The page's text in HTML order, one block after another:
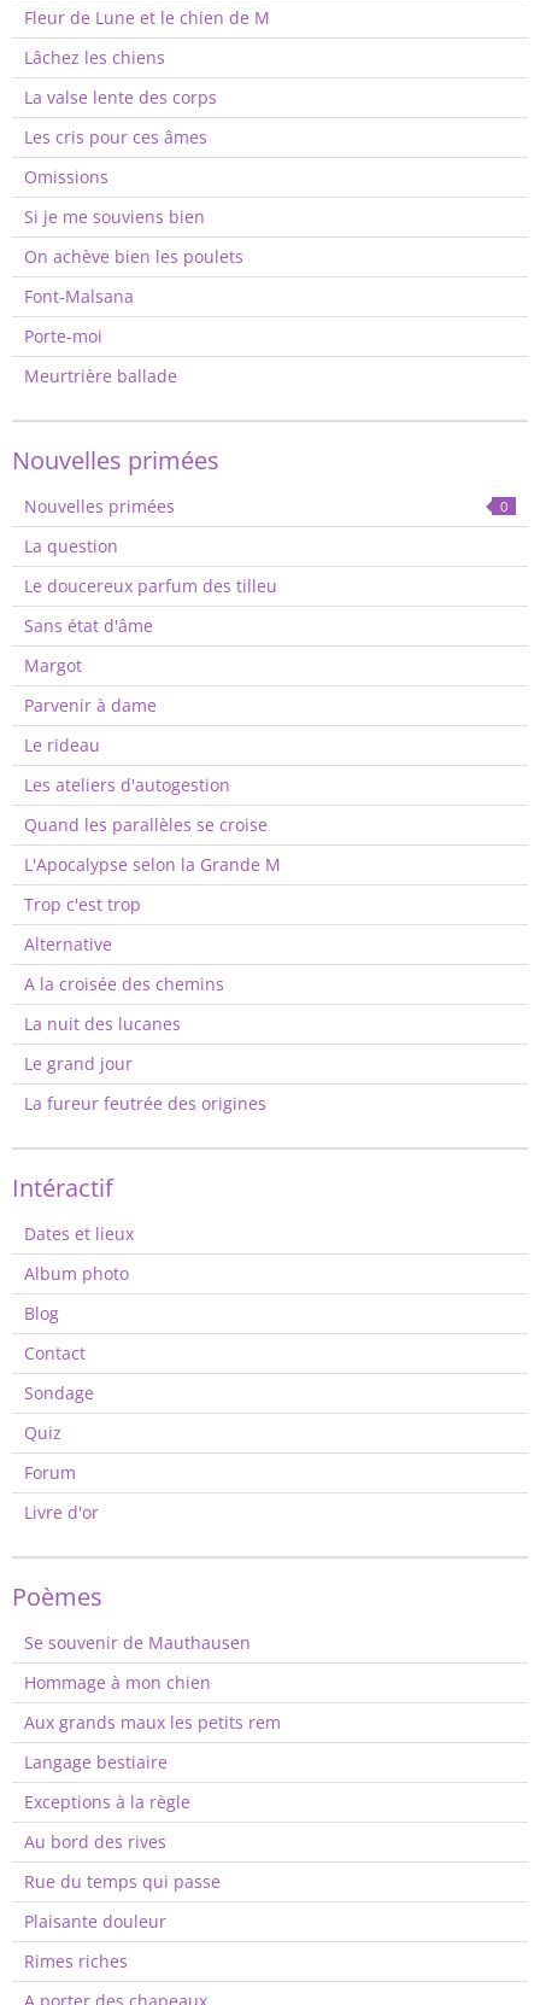
Fleur de Lune et le chien de M
Lâchez les chiens
La valse lente des corps
Les cris pour ces âmes
Omissions
Si je me souviens bien
On achève bien les poulets
Font-Malsana
Porte-moi
Meurtrière ballade
Nouvelles primées
Nouvelles primées 0
La question
Le doucereux parfum des tilleu
Sans état d'âme
Margot
Parvenir à dame
Le rideau
Les ateliers d'autogestion
Quand les parallèles se croise
L'Apocalypse selon la Grande M
Trop c'est trop
Alternative
A la croisée des chemins
La nuit des lucanes
Le grand jour
La fureur feutrée des origines
Intéractif
Dates et lieux
Album photo
Blog
Contact
Sondage
Quiz
Forum
Livre d'or
Poèmes
Se souvenir de Mauthausen
Hommage à mon chien
Aux grands maux les petits rem
Langage bestiaire
Exceptions à la règle
Au bord des rives
Rue du temps qui passe
Plaisante douleur
Rimes riches